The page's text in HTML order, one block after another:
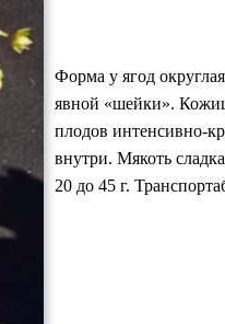
Форма у ягод
явной «шейки».
плодов интенсивно-
внутри. Мякоть
20 до 45 г.